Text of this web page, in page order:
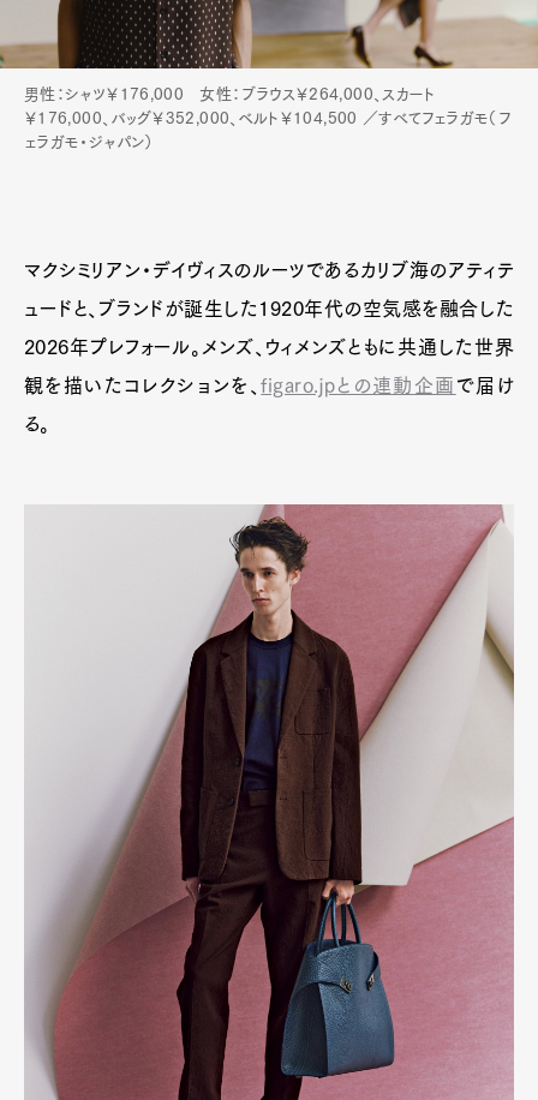
男性：シャツ￥176,000 女性：ブラウス￥264,000、スカート
￥176,000、バッグ￥352,000、ベルト￥104,500 ／すべてフェラガモ（フ
ェラガモ・ジャパン）
マクシミリアン・デイヴィスのルーツであるカリブ海のアティテ
ュードと、ブランドが誕生した1920年代の空気感を融合した
2026年プレフォール。メンズ、ウィメンズともに共通した世界
観を描いたコレクションを、figaro.jpとの連動企画 で届け
る。